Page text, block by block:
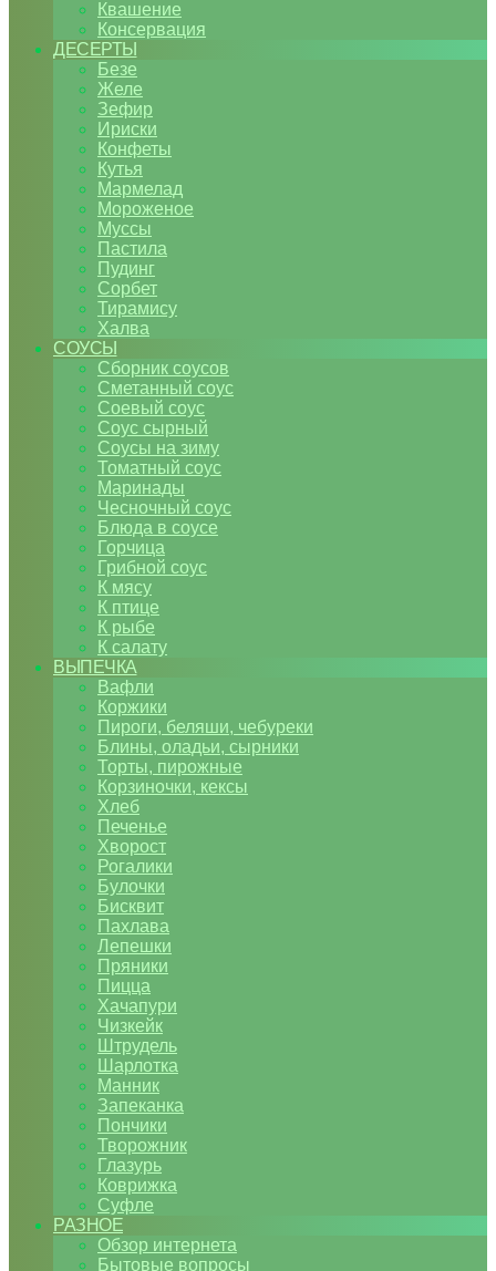
Квашение
Консервация
ДЕСЕРТЫ
Безе
Желе
Зефир
Ириски
Конфеты
Кутья
Мармелад
Мороженое
Муссы
Пастила
Пудинг
Сорбет
Тирамису
Халва
СОУСЫ
Сборник соусов
Сметанный соус
Соевый соус
Соус сырный
Соусы на зиму
Томатный соус
Маринады
Чесночный соус
Блюда в соусе
Горчица
Грибной соус
К мясу
К птице
К рыбе
К салату
ВЫПЕЧКА
Вафли
Коржики
Пироги, беляши, чебуреки
Блины, оладьи, сырники
Торты, пирожные
Корзиночки, кексы
Хлеб
Печенье
Хворост
Рогалики
Булочки
Бисквит
Пахлава
Лепешки
Пряники
Пицца
Хачапури
Чизкейк
Штрудель
Шарлотка
Манник
Запеканка
Пончики
Творожник
Глазурь
Коврижка
Суфле
РАЗНОЕ
Обзор интернета
Бытовые вопросы